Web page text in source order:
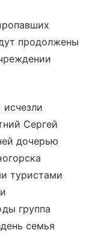
продолжены
Сергей
дочерью
туристами
группа
семья